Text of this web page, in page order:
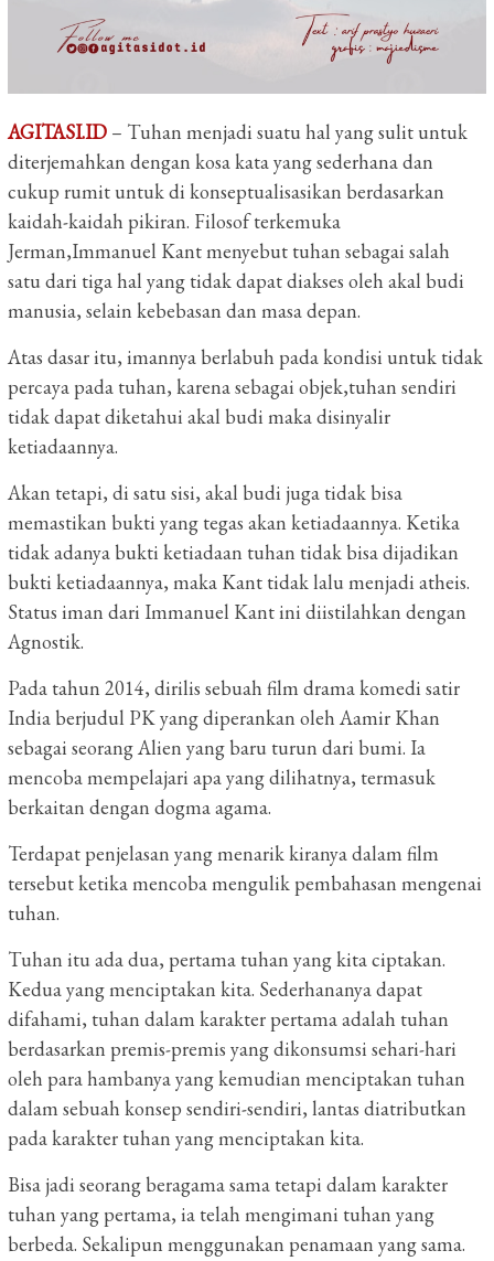
AGITASI.ID – Tuhan menjadi suatu hal yang sulit untuk
diterjemahkan dengan kosa kata yang sederhana dan
cukup rumit untuk di konseptualisasikan berdasarkan
kaidah-kaidah pikiran. Filosof terkemuka
Jerman,Immanuel Kant menyebut tuhan sebagai salah
satu dari tiga hal yang tidak dapat diakses oleh akal budi
manusia, selain kebebasan dan masa depan.
Atas dasar itu, imannya berlabuh pada kondisi untuk tidak
percaya pada tuhan, karena sebagai objek,tuhan sendiri
tidak dapat diketahui akal budi maka disinyalir
ketiadaannya.
Akan tetapi, di satu sisi, akal budi juga tidak bisa
memastikan bukti yang tegas akan ketiadaannya. Ketika
tidak adanya bukti ketiadaan tuhan tidak bisa dijadikan
bukti ketiadaannya, maka Kant tidak lalu menjadi atheis.
Status iman dari Immanuel Kant ini diistilahkan dengan
Agnostik.
Pada tahun 2014, dirilis sebuah film drama komedi satir
India berjudul PK yang diperankan oleh Aamir Khan
sebagai seorang Alien yang baru turun dari bumi. Ia
mencoba mempelajari apa yang dilihatnya, termasuk
berkaitan dengan dogma agama.
Terdapat penjelasan yang menarik kiranya dalam film
tersebut ketika mencoba mengulik pembahasan mengenai
tuhan.
Tuhan itu ada dua, pertama tuhan yang kita ciptakan.
Kedua yang menciptakan kita. Sederhananya dapat
difahami, tuhan dalam karakter pertama adalah tuhan
berdasarkan premis-premis yang dikonsumsi sehari-hari
oleh para hambanya yang kemudian menciptakan tuhan
dalam sebuah konsep sendiri-sendiri, lantas diatributkan
pada karakter tuhan yang menciptakan kita.
Bisa jadi seorang beragama sama tetapi dalam karakter
tuhan yang pertama, ia telah mengimani tuhan yang
berbeda. Sekalipun menggunakan penamaan yang sama.